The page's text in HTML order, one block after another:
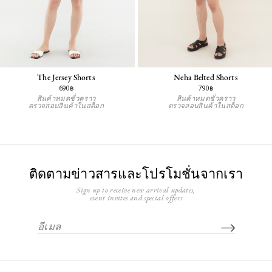
The Jersey Shorts
690฿
สินค้าหมดชั่วคราว
ตรวจสอบสินค้าในสต็อก
Neha Belted Shorts
790฿
สินค้าหมดชั่วคราว
ตรวจสอบสินค้าในสต็อก
ติดตามข่าวสารและโปรโมชั่นจากเรา
Sign up to receive new arrival updates,
event invites and special offers